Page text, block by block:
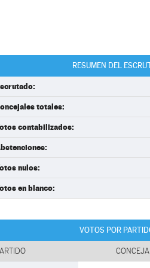
RESUMEN DEL
totales:
contabilizados:
nulos:
en blanco:
VOTOS POR